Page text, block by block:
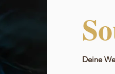
Deine